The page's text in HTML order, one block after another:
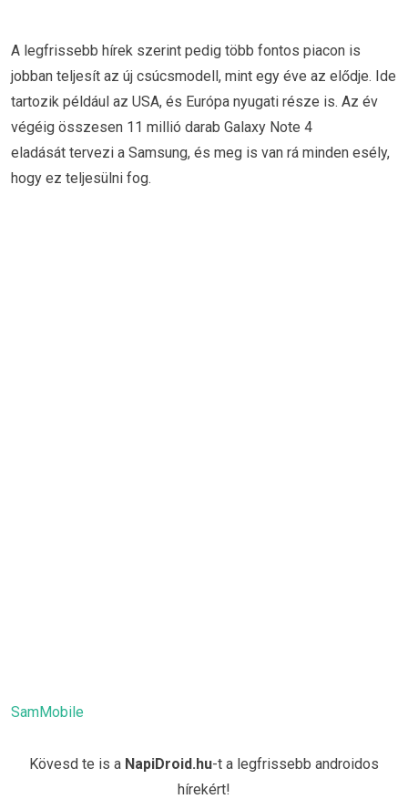
A legfrissebb hírek szerint pedig több fontos piacon is
jobban teljesít az új csúcsmodell, mint egy éve az elődje. Ide
tartozik például az USA, és Európa nyugati része is. Az év
végéig összesen 11 millió darab Galaxy Note 4
eladását tervezi a Samsung, és meg is van rá minden esély,
hogy ez teljesülni fog.
SamMobile
Kövesd te is a NapiDroid.hu-t a legfrissebb androidos
hírekért!